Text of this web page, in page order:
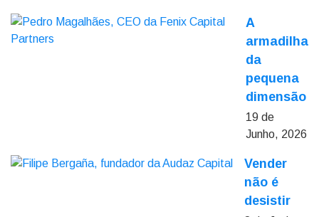
A
armadilha
da
pequena
dimensão
19 de
Junho, 2026
Vender
não é
desistir